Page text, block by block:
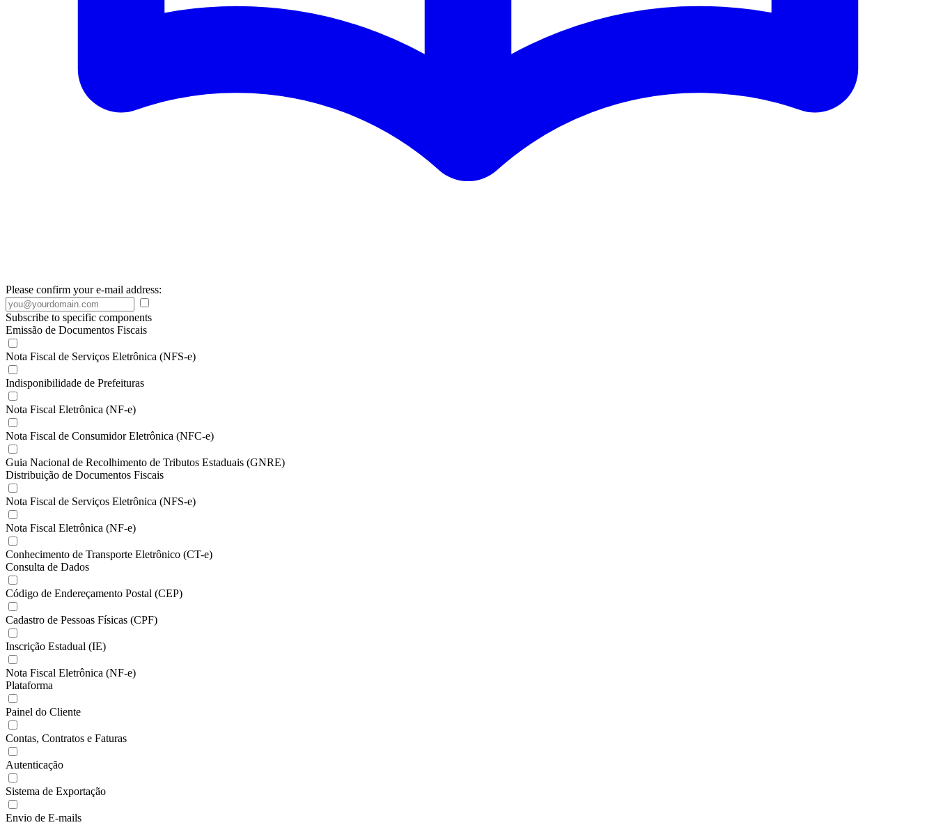
Please confirm your e-mail address:
Subscribe to specific components
Emissão de Documentos Fiscais
Nota Fiscal de Serviços Eletrônica (NFS-e)
Indisponibilidade de Prefeituras
Nota Fiscal Eletrônica (NF-e)
Nota Fiscal de Consumidor Eletrônica (NFC-e)
Guia Nacional de Recolhimento de Tributos Estaduais (GNRE)
Distribuição de Documentos Fiscais
Nota Fiscal de Serviços Eletrônica (NFS-e)
Nota Fiscal Eletrônica (NF-e)
Conhecimento de Transporte Eletrônico (CT-e)
Consulta de Dados
Código de Endereçamento Postal (CEP)
Cadastro de Pessoas Físicas (CPF)
Inscrição Estadual (IE)
Nota Fiscal Eletrônica (NF-e)
Plataforma
Painel do Cliente
Contas, Contratos e Faturas
Autenticação
Sistema de Exportação
Envio de E-mails